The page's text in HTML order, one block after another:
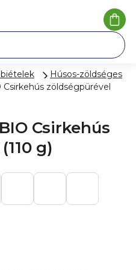
Húsos-zöldséges
Csirkehús zöldségpürével
Csirkehús
g)